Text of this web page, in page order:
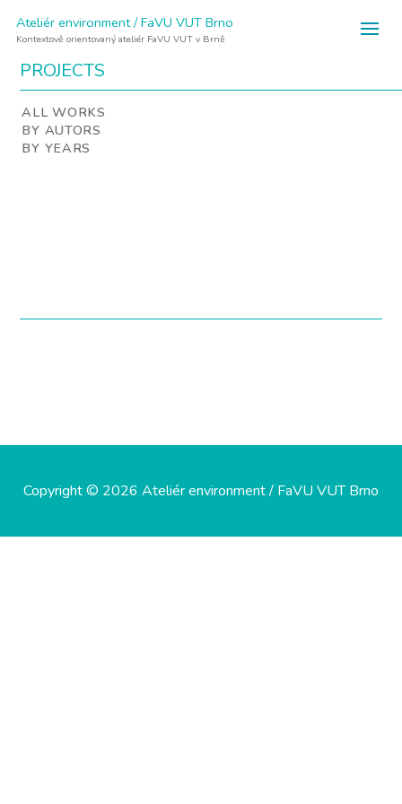
Ateliér environment / FaVU VUT Brno
Kontextově orientovaný ateliér FaVU VUT v Brně
PROJECTS
ALL WORKS
BY AUTORS
BY YEARS
Copyright © 2026 Ateliér environment / FaVU VUT Brno